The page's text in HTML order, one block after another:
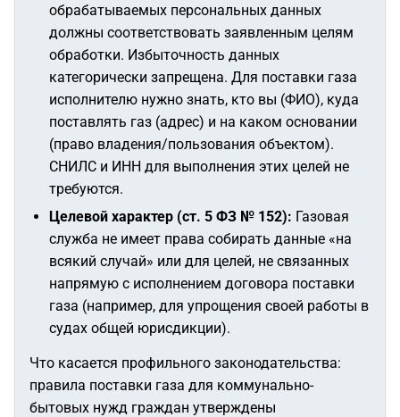
обрабатываемых персональных данных
должны соответствовать заявленным целям
обработки. Избыточность данных
категорически запрещена. Для поставки газа
исполнителю нужно знать, кто вы (ФИО), куда
поставлять газ (адрес) и на каком основании
(право владения/пользования объектом).
СНИЛС и ИНН для выполнения этих целей не
требуются.
Целевой характер (ст. 5 ФЗ № 152): Газовая
служба не имеет права собирать данные «на
всякий случай» или для целей, не связанных
напрямую с исполнением договора поставки
газа (например, для упрощения своей работы в
судах общей юрисдикции).
Что касается профильного законодательства:
правила поставки газа для коммунально-
бытовых нужд граждан утверждены